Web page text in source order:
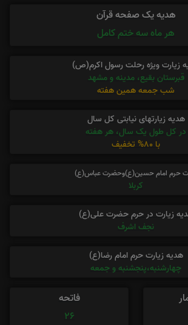
هدیه یک صفحه قرآن
هر ماه سه ختم کامل
زیارت ویژه رحلت رسول اکرم(ص)
قبرستان بقیع، مدینه و مشهد
شب جمعه همین هفته
هدیه زیارتهای نیابتی کل سال
در کل طول یک سال، هر هفته
با 80% تخفیف
حرم امام حسین(ع)وحضرت عباس(ع)
کربلا
زیارت در حرم حضرت علی(ع)
نجف اشرف
هدیه زیارت حرم امام رضا(ع)
چهارشنبه،پنجشنبه و جمعه
فاتحه
26